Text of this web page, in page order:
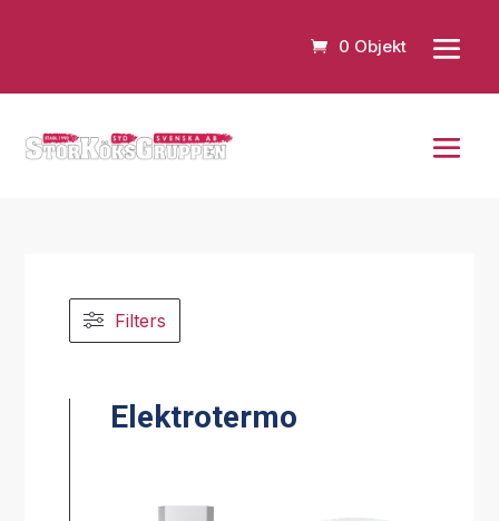
0 Objekt
Filters
Elektrotermo